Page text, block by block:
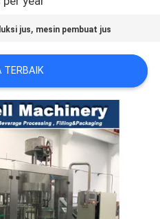
jus, mesin pembuat jus
TERBAIK